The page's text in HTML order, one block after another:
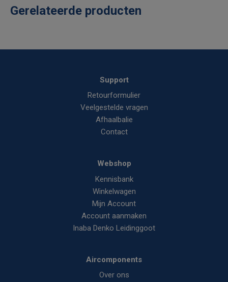
Gerelateerde producten
Support
Retourformulier
Veelgestelde vragen
Afhaalbalie
Contact
Webshop
Kennisbank
Winkelwagen
Mijn Account
Account aanmaken
Inaba Denko Leidinggoot
Aircomponents
Over ons